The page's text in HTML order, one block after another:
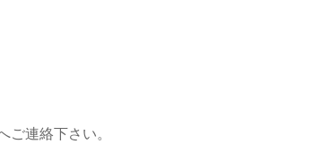
前3-22-6
心斎橋筋1-2-4
央区心斎橋筋1-2-4
と色が異なる場合があります。
連絡下さい。